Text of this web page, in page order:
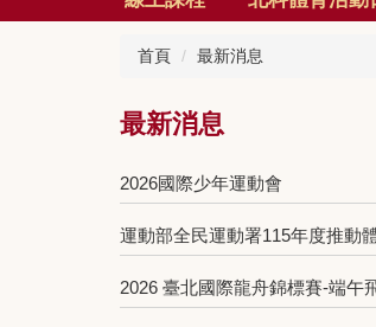
首頁 最新消息
最新消息
2026國際少年運動會
運動部全民運動署115年度推動
2026 臺北國際龍舟錦標賽-端午